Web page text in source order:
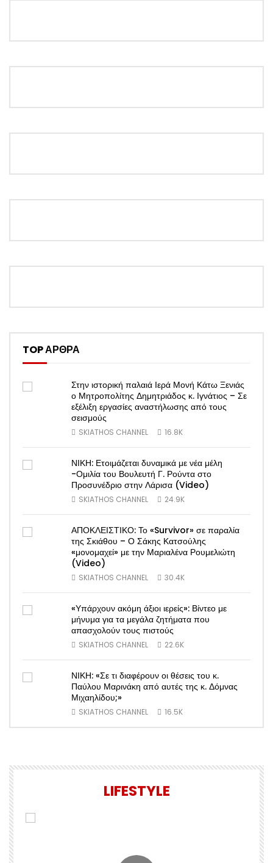
TOP ΑΡΘΡΑ
Στην ιστορική παλαιά Ιερά Μονή Κάτω Ξενιάς
ο Μητροπολίτης Δημητριάδος κ. Ιγνάτιος – Σε
εξέλιξη εργασίες αναστήλωσης από τους
σεισμούς
SKIATHOS CHANNEL 16.8K
ΝΙΚΗ: Ετοιμάζεται δυναμικά με νέα μέλη
-Ομιλία του Βουλευτή Γ. Ρούντα στο
Προσυνέδριο στην Λάρισα (Video)
SKIATHOS CHANNEL 24.9K
ΑΠΟΚΛΕΙΣΤΙΚΟ: Το «Survivor» σε παραλία
της Σκιάθου – Ο Σάκης Κατσούλης
«μονομαχεί» με την Μαριαλένα Ρουμελιώτη
(Video)
SKIATHOS CHANNEL 30.4K
«Υπάρχουν ακόμη άξιοι ιερείς»: Βίντεο με
μήνυμα για τα μεγάλα ζητήματα που
απασχολούν τους πιστούς
SKIATHOS CHANNEL 22.6K
ΝΙΚΗ: «Σε τι διαφέρουν οι θέσεις του κ.
Παύλου Μαρινάκη από αυτές της κ. Δόμνας
Μιχαηλίδου;»
SKIATHOS CHANNEL 16.5K
LIFESTYLE